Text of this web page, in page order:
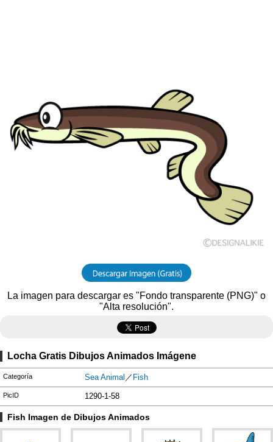
La imagen para descargar es "Fondo transparente (PNG)" o
"Alta resolución".
Locha Gratis Dibujos Animados Imágene
Categoría Sea Animal ／ Fish
PicID 1290-1-58
Fish Imagen de Dibujos Animados